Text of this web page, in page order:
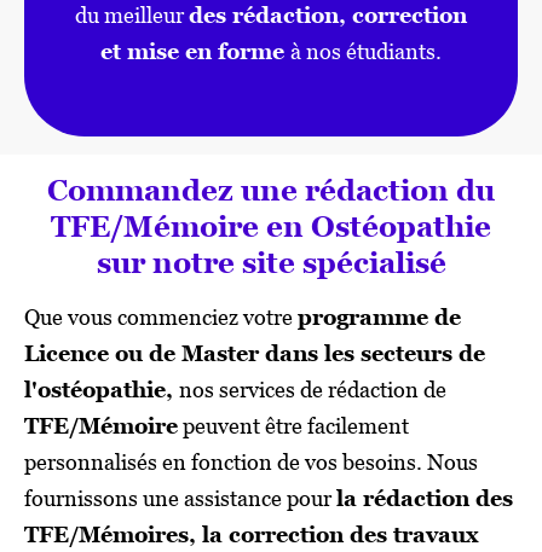
du meilleurdes rédaction, correction
et mise en forme à nos étudiants.
Commandez une rédaction du
TFE/Mémoire en Ostéopathie
sur notre site spécialisé
Que vous commenciez votreprogramme de
Licence ou de Master dans les secteurs de
l'ostéopathie, nos services de rédaction de
TFE/Mémoirepeuvent être facilement
personnalisés en fonction de vos besoins. Nous
fournissons une assistance pourla rédaction des
TFE/Mémoires, la correction des travaux